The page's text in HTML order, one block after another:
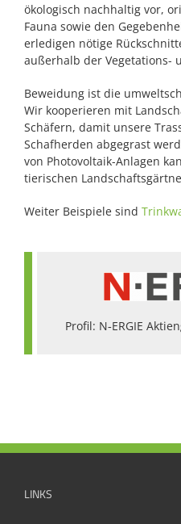
ökologisch nachhaltig vor,
Fauna sowie den
erledigen nötige
außerhalb der Vegetations-
Beweidung ist die
Wir kooperieren mit
Schäfern, damit unsere
Schafherden abgegrast
von Photovoltaik-Anlagen
tierischen
Weiter Beispiele sind
Profil: N‑ERGIE
LINKS